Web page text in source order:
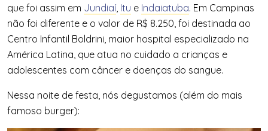
que foi assim em Jundiaí Itu e Indaiatuba. Em Campinas
não foi diferente e o valor de R$ 8.250, foi destinada ao
Centro Infantil Boldrini, maior hospital especializado na
América Latina, que atua no cuidado a crianças e
adolescentes com câncer e doenças do sangue.
Nessa noite de festa, nós degustamos (além do mais
famoso burger):